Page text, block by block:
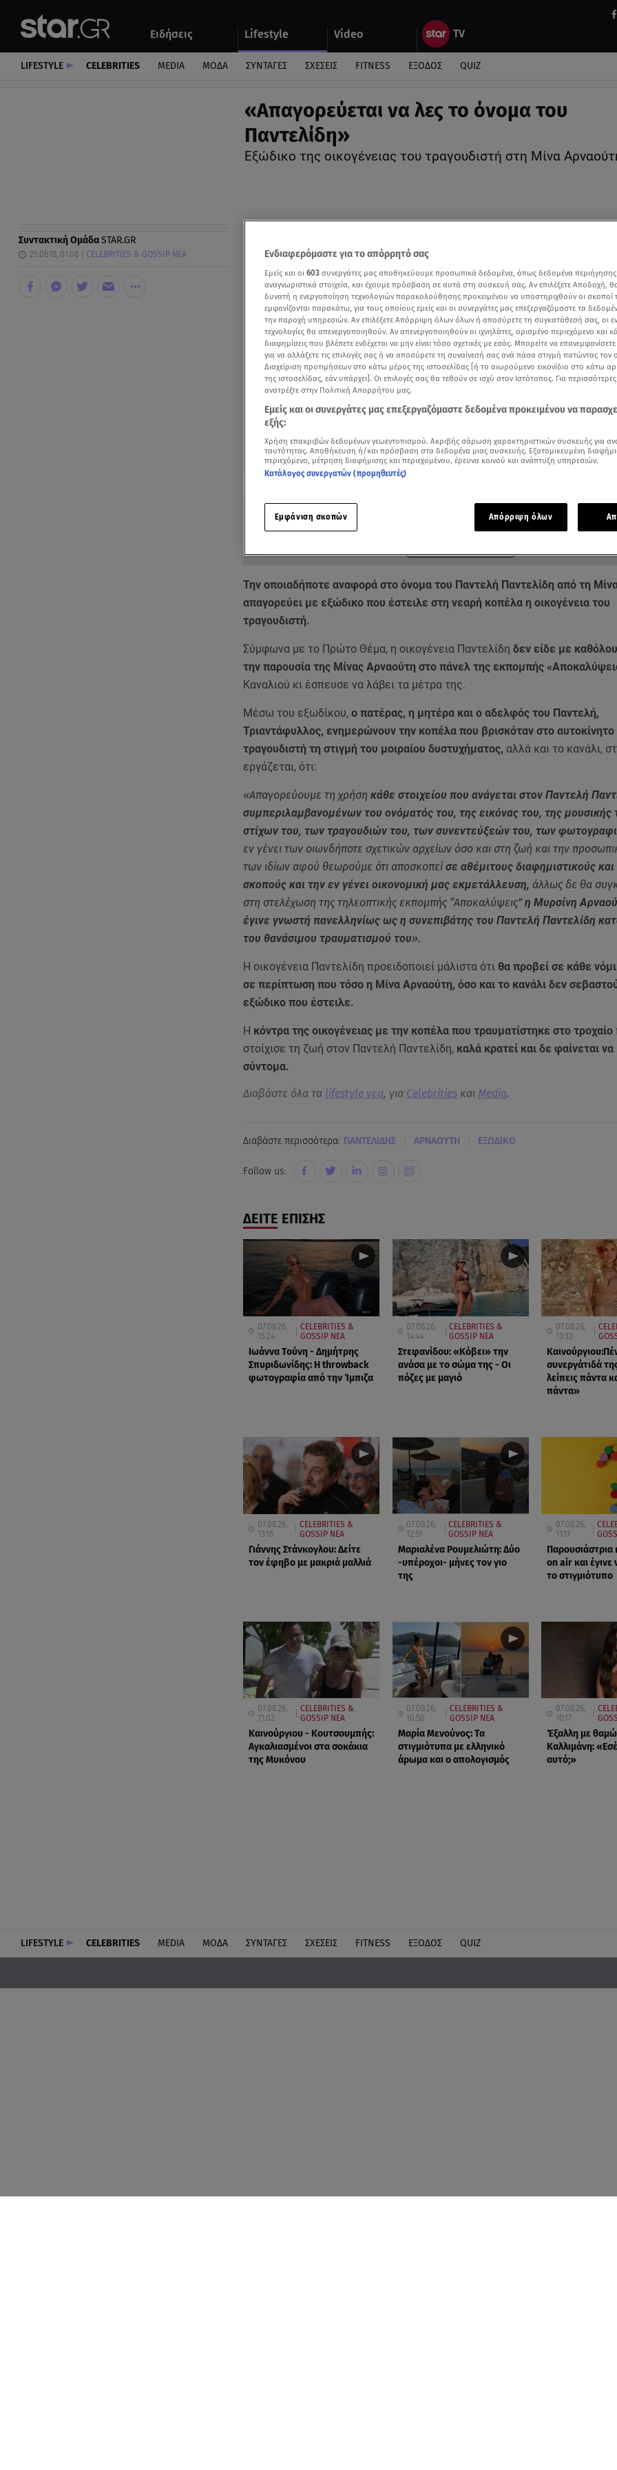
Ειδήσεις Lifestyle Video
Αυτοκίνητο
LIFESTYLE CELEBRITIES MEDIA ΜΟΔΑ ΣΥΝΤΑΓΕΣ ΣΧΕΣΕΙΣ FITNESS ΕΞΟΔΟΣ QUIZ
«Απαγορεύεται να λες το όνομα του
Παντελίδη»
Εξώδικο της οικογένειας του τραγουδιστή στη Μίνα
Συντακτική ΟμάδαSTAR.GR
25.06.18, 01:08 CELEBRITIES & GOSSIP ΝΕΑ
Δείτε περισσότερα άρθρα μας στην αναζήτηση σας
Δείτε περισσότερα άρθρα μας στα αποτελέσματα αναζήτησης
Την οποιαδήποτε αναφορά στο όνομα του Παντελή Παντελίδη από τη
απαγορεύει με εξώδικο που έστειλε στη νεαρή κοπέλα η οικογένεια του
τραγουδιστή.
Σύμφωνα με το Πρώτο Θέμα, η οικογένεια Παντελίδη δεν είδε με
την παρουσία της Μίνας Αρναούτη στο πάνελ της εκπομπής
Καναλιού κι έσπευσε να λάβει τα μέτρα της.
Μέσω του εξωδίκου,ο πατέρας, η μητέρα και ο αδελφός του Παντελή,
Τριαντάφυλλος, ενημερώνουν την κοπέλα που βρισκόταν στο αυτοκίνητο
τραγουδιστή τη στιγμή του μοιραίου δυστυχήματος, αλλά και το κανάλι,
εργάζεται, ότι:
«Απαγορεύουμε τη χρήση κάθε στοιχείου που ανάγεται στον Παντελή
συμπεριλαμβανομένων του ονόματός του, της εικόνας του, της μουσικής
στίχων του, των τραγουδιών του, των συνεντεύξεών του, των
εν γένει των οιωνδήποτε σχετικών αρχείων όσο και στη ζωή και την
των ιδίων αφού θεωρούμε ότι αποσκοπεί σε αθέμιτους διαφημιστικούς
σκοπούς και την εν γένει οικονομική μας εκμετάλλευση, άλλως δε θα
στη στελέχωση της τηλεοπτικής εκπομπής “Αποκαλύψεις”η Μυρσίνη
έγινε γνωστή πανελληνίως ως η συνεπιβάτης του Παντελή Παντελίδη
του θανάσιμου τραυματισμού του».
Η οικογένεια Παντελίδη προειδοποιεί μάλιστα ότι θα προβεί σε κάθε
σε περίπτωση που τόσο η Μίνα Αρναούτη, όσο και το κανάλι δεν
εξώδικο που έστειλε.
Η κόντρα της οικογένειας με την κοπέλα που τραυματίστηκε στο τροχαίο
στοίχισε τη ζωή στον Παντελή Παντελίδη, καλά κρατεί και δε φαίνεται
σύντομα.
Διαβάστε όλα τα lifestyle νεα, για Celebritiesκαι Media.
Διαβάστε περισσότερα: ΠΑΝΤΕΛΙΔΗΣ ΑΡΝΑΟΥΤΗ ΕΞΩΔΙΚΟ
Follow us:
ΔΕΙΤΕ ΕΠΙΣΗΣ
07.08.26,
15:24
CELEBRITIES &
GOSSIP ΝΕΑ
Ιωάννα Τούνη - Δημήτρης
Σπυριδωνίδης: Η throwback
φωτογραφία από την Ίμπιζα
07.08.26,
14:44
CELEBRITIES &
GOSSIP ΝΕΑ
Στεφανίδου: «Κόβει» την
ανάσα με το σώμα της - Οι
πόζες με μαγιό
07.08.26,
13:33
συνεργάτιδά
λείπεις πάντα
πάντα»
07.08.26,
13:16
CELEBRITIES &
GOSSIP ΝΕΑ
Γιάννης Στάνκογλου: Δείτε
τον έφηβο με μακριά μαλλιά
07.08.26,
12:51
CELEBRITIES &
GOSSIP ΝΕΑ
Μαριαλένα Ρουμελιώτη: Δύο
-υπέροχοι- μήνες τον γιο
της
07.08.26,
11:17
Παρουσιάστρια
on air και έγινε
το στιγμιότυπο
07.08.26,
11:02
CELEBRITIES &
GOSSIP ΝΕΑ
Καινούργιου - Κουτσουμπής:
Αγκαλιασμένοι στα σοκάκια
της Μυκόνου
07.08.26,
10:50
CELEBRITIES &
GOSSIP ΝΕΑ
Μαρία Μενούνος: Τα
στιγμιότυπα με ελληνικό
άρωμα και ο απολογισμός
07.08.26,
10:17
Έξαλλη με
Καλλιμάνη:
αυτό;»
LIFESTYLE CELEBRITIES MEDIA ΜΟΔΑ ΣΥΝΤΑΓΕΣ ΣΧΕΣΕΙΣ FITNESS ΕΞΟΔΟΣ QUIZ
Ενδιαφερόμαστε για το απόρρητό σας
Εμείς και οι 603 συνεργάτες μας αποθηκεύουμε προσωπικά δεδομένα, όπως δεδομένα
αναγνωριστικά στοιχεία, και έχουμε πρόσβαση σε αυτά στη συσκευή σας. Αν επιλέξετε Αποδοχή,
δυνατή η ενεργοποίηση τεχνολογιών παρακολούθησης προκειμένου να υποστηριχθούν οι σκοποί
εμφανίζονται παρακάτω, για τους οποίους εμείς και οι συνεργάτες μας επεξεργαζόμαστε τα
την παροχή υπηρεσιών. Αν επιλέξετε Απόρριψη όλων όλων ή αποσύρετε τη συγκατάθεσή σας, οι
τεχνολογίες θα απενεργοποιηθούν. Αν απενεργοποιηθούν οι ιχνηλάτες, ορισμένο περιεχόμενο και
διαφημίσεις που βλέπετε ενδέχεται να μην είναι τόσο σχετικές με εσάς. Μπορείτε να
για να αλλάξετε τις επιλογές σας ή να αποσύρετε τη συναίνεσή σας ανά πάσα στιγμή πατώντας τον
Διαχείριση προτιμήσεων στο κάτω μέρος της ιστοσελίδας [ή το αιωρούμενο εικονίδιο στο κάτω
της ιστοσελίδας, εάν υπάρχει]. Οι επιλογές σας θα τεθούν σε ισχύ στον Ιστότοπος. Για
ανατρέξτε στην Πολιτική Απορρήτου μας.
Εμείς και οι συνεργάτες μας επεξεργαζόμαστε δεδομένα προκειμένου να
εξής:
Χρήση επακριβών δεδομένων γεωεντοπισμού. Ακριβής σάρωση χαρακτηριστικών συσκευής για
ταυτότητας. Αποθήκευση ή/και πρόσβαση στα δεδομένα μιας συσκευής. Εξατομικευμένη
περιεχόμενο, μέτρηση διαφήμισης και περιεχομένου, έρευνα κοινού και ανάπτυξη υπηρεσιών.
Κατάλογος συνεργατών (προμηθευτές)
Εμφάνιση σκοπών Απόρριψη όλων